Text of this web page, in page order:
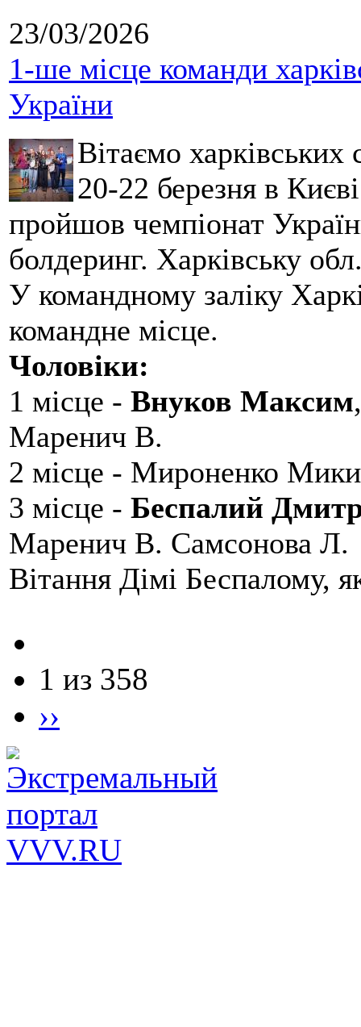
23/03/2026
1-ше місце команди
України
Вітаємо
20-22 березня в
пройшов чемпіонат
болдеринг. Харківську
У командному заліку
командне місце.
Чоловіки:
1 місце - Внуков Максим
Маренич В.
2 місце - Мироненко
3 місце - Беспалий
Маренич В. Самсонова Л.
Вітання Дімі Беспалому,
1 из 358
››